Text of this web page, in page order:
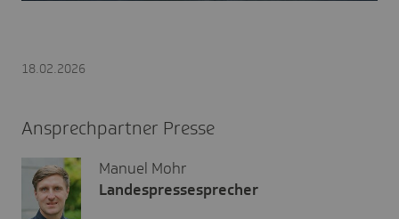
18.02.2026
Ansprechpartner Presse
Manuel Mohr
Landespressesprecher